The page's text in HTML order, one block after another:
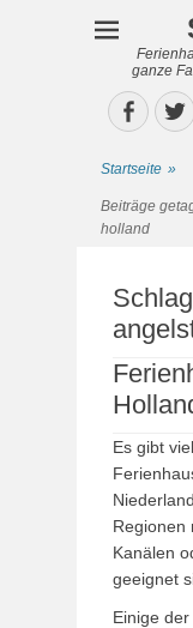
ganze
Startseite »
Beiträge
holland
Es gibt
Regionen
Kanälen
geeignet
Einige